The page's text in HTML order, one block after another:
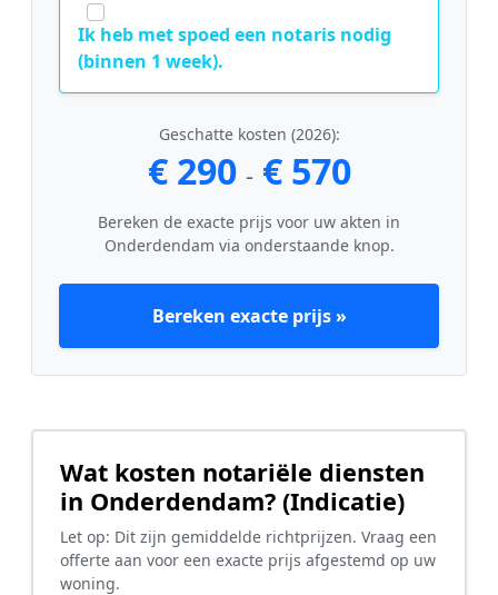
Ik heb met spoed een notaris nodig
(binnen 1 week).
Geschatte kosten (2026):
€ 290 - € 570
Bereken de exacte prijs voor uw akten in
Onderdendam via onderstaande knop.
Bereken exacte prijs »
Wat kosten notariële diensten
in Onderdendam? (Indicatie)
Let op: Dit zijn gemiddelde richtprijzen. Vraag een
offerte aan voor een exacte prijs afgestemd op uw
woning.